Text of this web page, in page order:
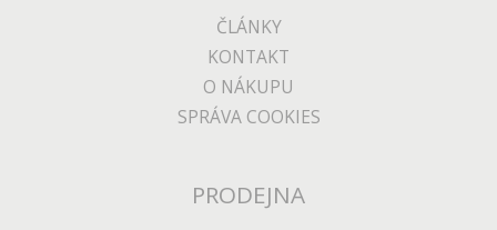
ČLÁNKY
KONTAKT
O NÁKUPU
SPRÁVA COOKIES
PRODEJNA